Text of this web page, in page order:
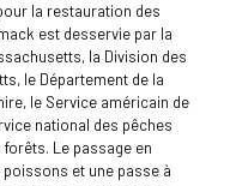
la restauration des
est desservie par la
la Division des
le Département de la
le Service américain de
national des pêches
Le passage en
et une passe à